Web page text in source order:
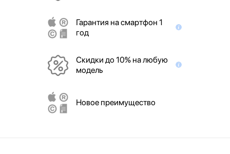
Гарантия на смартфон 1
год
Скидки до 10% на любую
модель
Новое преимущество